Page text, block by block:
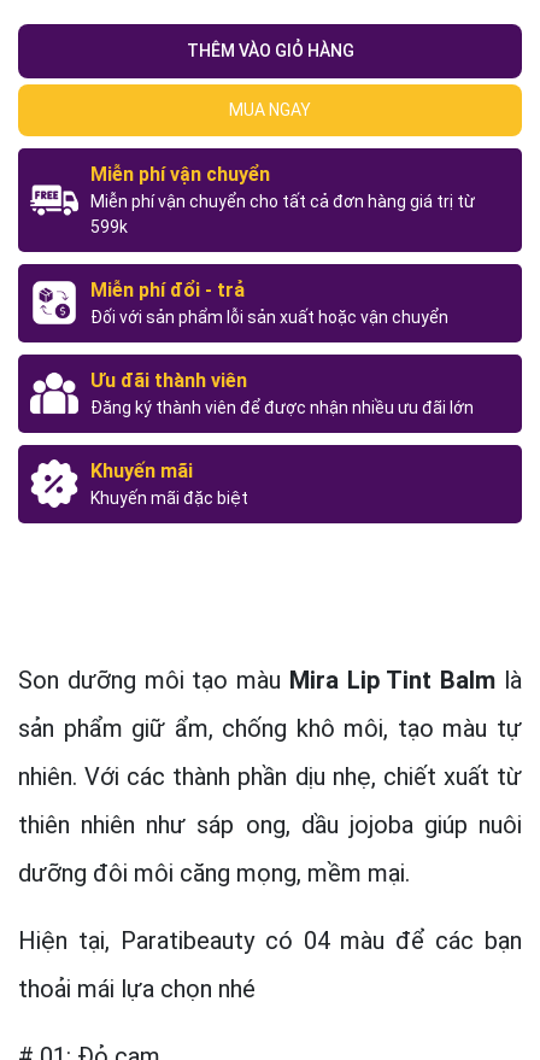
THÊM VÀO GIỎ HÀNG
MUA NGAY
Miễn phí vận chuyển
Miễn phí vận chuyển cho tất cả đơn hàng giá trị từ
599k
Miễn phí đổi - trả
Đối với sản phẩm lỗi sản xuất hoặc vận chuyển
Ưu đãi thành viên
Đăng ký thành viên để được nhận nhiều ưu đãi lớn
Khuyến mãi
Khuyến mãi đặc biệt
Son dưỡng môi tạo màu Mira Lip Tint Balm là
sản phẩm giữ ẩm, chống khô môi, tạo màu tự
nhiên. Với các thành phần dịu nhẹ, chiết xuất từ
thiên nhiên như sáp ong, dầu jojoba giúp nuôi
dưỡng đôi môi căng mọng, mềm mại.
Hiện tại, Paratibeauty có 04 màu để các bạn
thoải mái lựa chọn nhé